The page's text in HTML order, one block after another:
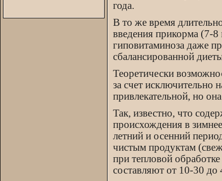
года.
В то же время
введения прикорма (7-8
гиповитаминоза даже
сбалансированной
Теоретически
за счет исключительно
привлекательной, но
Так, известно, что
происхождения в
летний и осенний
чистым продуктам
при тепловой
составляют от 10-30 до